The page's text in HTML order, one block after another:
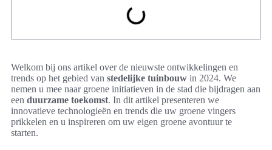
Welkom bij ons artikel over de nieuwste ontwikkelingen en
trends op het gebied van stedelijke tuinbouw in 2024. We
nemen u mee naar groene initiatieven in de stad die bijdragen aan
een duurzame toekomst. In dit artikel presenteren we
innovatieve technologieën en trends die uw groene vingers
prikkelen en u inspireren om uw eigen groene avontuur te
starten.